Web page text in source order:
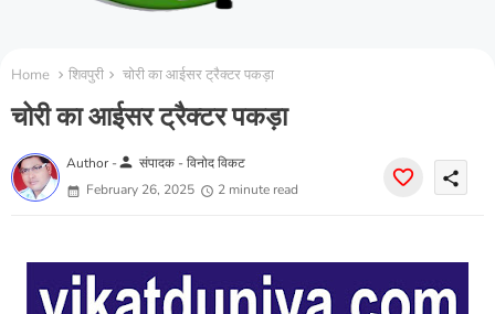
Home शिवपुरी चोरी का आईसर ट्रैक्टर पकड़ा
चोरी का आईसर ट्रैक्टर पकड़ा
Author -person संपादक - विनोद विकट
February 26, 2025
2 minute read
share